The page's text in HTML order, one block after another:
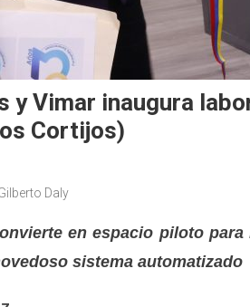
y Vimar inaugura
Cortijos)
Daly
en espacio piloto
sistema automatizado